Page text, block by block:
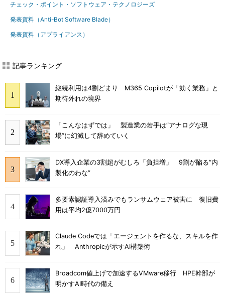
チェック・ポイント・ソフトウェア・テクノロジーズ
発表資料（Anti-Bot Software Blade）
発表資料（アプライアンス）
記事ランキング
継続利用は4割どまり M365 Copilotが「効く業務」と
期待外れの境界
「こんなはずでは」 製造業の若手は“アナログな現
場”に幻滅して辞めていく
DX導入企業の3割超がむしろ「負担増」 9割が陥る“内
製化のわな”
多要素認証導入済みでもランサムウェア被害に 復旧費
用は平均2億7000万円
Claude Codeでは「エージェントを作るな、スキルを作
れ」 Anthropicが示すAI構築術
Broadcom値上げで加速するVMware移行 HPE幹部が
明かすAI時代の備え